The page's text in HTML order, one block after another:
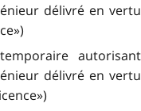
délivré en vertu
autorisant
délivré en vertu